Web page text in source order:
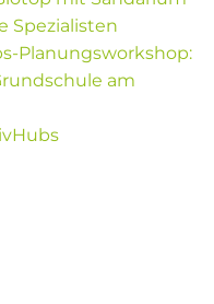
Spezialisten
Planungsworkshop:
am